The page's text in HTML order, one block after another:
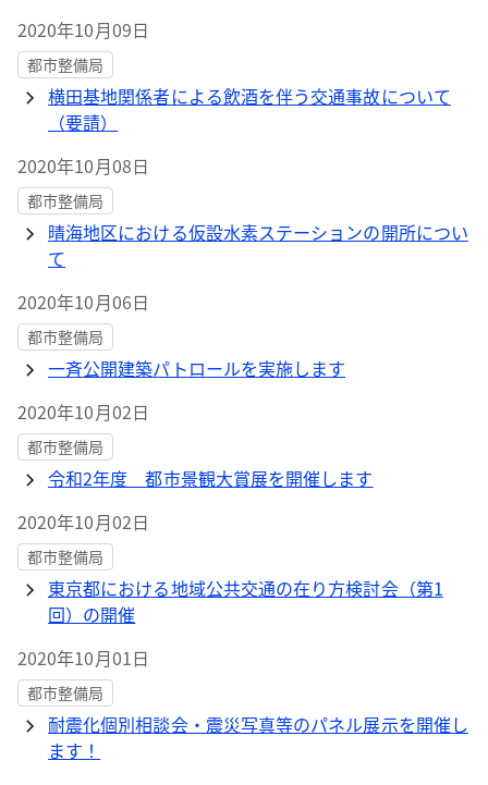
2020年10月09日
都市整備局
横田基地関係者による飲酒を伴う交通事故について
（要請）
2020年10月08日
都市整備局
晴海地区における仮設水素ステーションの開所につい
て
2020年10月06日
都市整備局
一斉公開建築パトロールを実施します
2020年10月02日
都市整備局
令和2年度 都市景観大賞展を開催します
2020年10月02日
都市整備局
東京都における地域公共交通の在り方検討会（第1
回）の開催
2020年10月01日
都市整備局
耐震化個別相談会・震災写真等のパネル展示を開催し
ます！